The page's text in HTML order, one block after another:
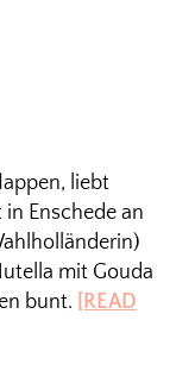
liebt
Enschede an
mit Gouda
bunt. [READ